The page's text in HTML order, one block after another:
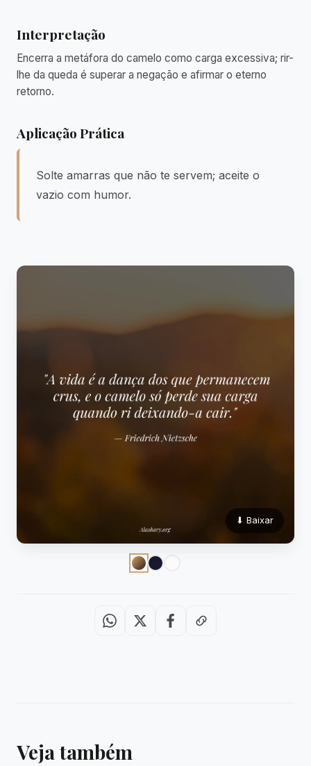
Interpretação
Encerra a metáfora do camelo como carga excessiva; rir-
lhe da queda é superar a negação e afirmar o eterno
retorno.
Aplicação Prática
Solte amarras que não te servem; aceite o
vazio com humor.
⬇ Baixar
Veja também